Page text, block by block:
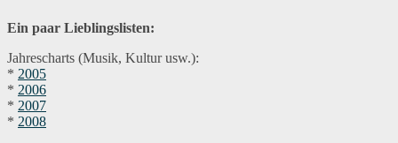
Ein paar Lieblingslisten:
Jahrescharts (Musik, Kultur usw.):
* 2005
* 2006
* 2007
* 2008